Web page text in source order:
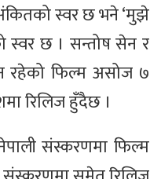
स्वर छ भने ‘मुझे
स्वर छ । सन्तोष सेन र
रहेको फिल्म असोज ७
रिलिज हुँदैछ ।
संस्करणमा फिल्म